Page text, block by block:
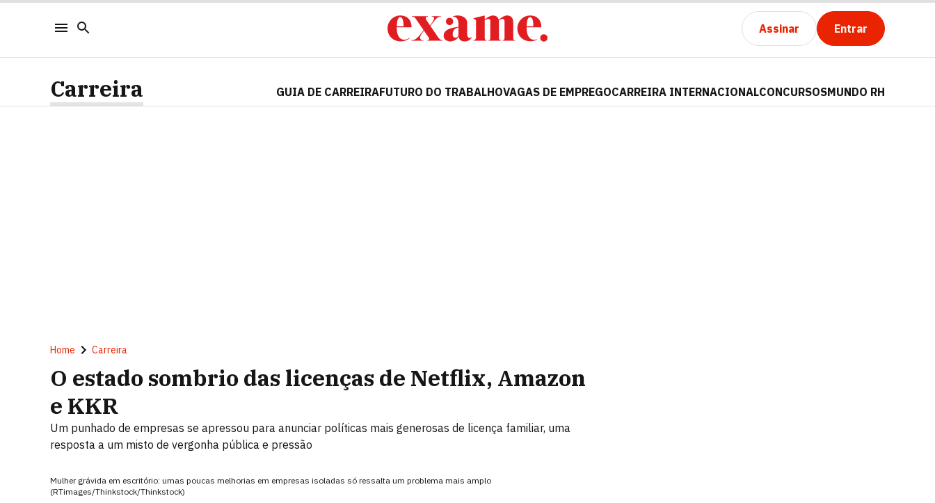
Assinar Entrar
Carreira GUIA DE CARREIRAFUTURO DO TRABALHOVAGAS DE EMPREGOCARREIRA INTERNACIONALCONCURSOSMUNDO RH
Home Carreira
O estado sombrio das licenças de Netflix, Amazon
e KKR
Um punhado de empresas se apressou para anunciar políticas mais generosas de licença familiar, uma
resposta a um misto de vergonha pública e pressão
Mulher grávida em escritório: umas poucas melhorias em empresas isoladas só ressalta um problema mais amplo
(RTimages/Thinkstock/Thinkstock)